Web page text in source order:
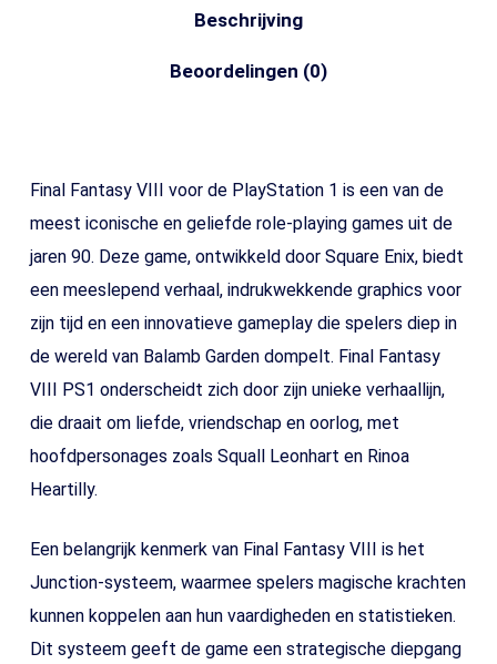
Beschrijving
Beoordelingen (0)
Final Fantasy VIII voor de PlayStation 1 is een van de
meest iconische en geliefde role-playing games uit de
jaren 90. Deze game, ontwikkeld door Square Enix, biedt
een meeslepend verhaal, indrukwekkende graphics voor
zijn tijd en een innovatieve gameplay die spelers diep in
de wereld van Balamb Garden dompelt. Final Fantasy
VIII PS1 onderscheidt zich door zijn unieke verhaallijn,
die draait om liefde, vriendschap en oorlog, met
hoofdpersonages zoals Squall Leonhart en Rinoa
Heartilly.
Een belangrijk kenmerk van Final Fantasy VIII is het
Junction-systeem, waarmee spelers magische krachten
kunnen koppelen aan hun vaardigheden en statistieken.
Dit systeem geeft de game een strategische diepgang